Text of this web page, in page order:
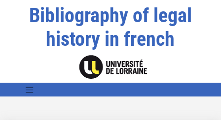
Bibliography of legal
history in french